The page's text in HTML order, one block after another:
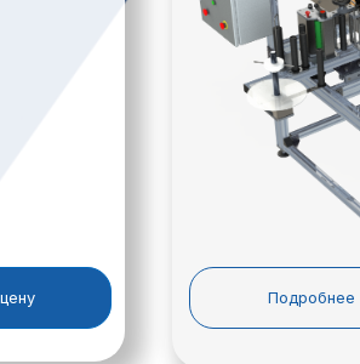
мм
(отделение от
в двух
(в зависимости от
250 мм этикетки).
конвейерная система
синхронизацию всех
и позволяет
700мм комплектуются опорами.
от предоставленных данных, таких
его, отправьте нам на почту
Подробнее